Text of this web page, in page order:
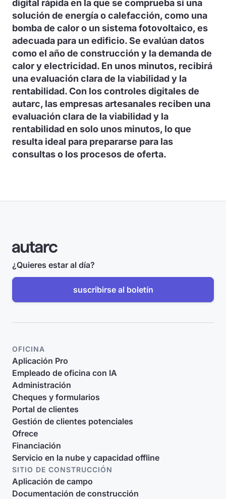
digital rápida en la que se comprueba si una
solución de energía o calefacción, como una
bomba de calor o un sistema fotovoltaico, es
adecuada para un edificio. Se evalúan datos
como el año de construcción y la demanda de
calor y electricidad. En unos minutos, recibirá
una evaluación clara de la viabilidad y la
rentabilidad. Con los controles digitales de
autarc, las empresas artesanales reciben una
evaluación clara de la viabilidad y la
rentabilidad en solo unos minutos, lo que
resulta ideal para prepararse para las
consultas o los procesos de oferta.
¿Quieres estar al día?
suscribirse al boletín
OFICINA
Aplicación Pro
Empleado de oficina con IA
Administración
Cheques y formularios
Portal de clientes
Gestión de clientes potenciales
Ofrece
Financiación
Servicio en la nube y capacidad offline
SITIO DE CONSTRUCCIÓN
Aplicación de campo
Documentación de construcción